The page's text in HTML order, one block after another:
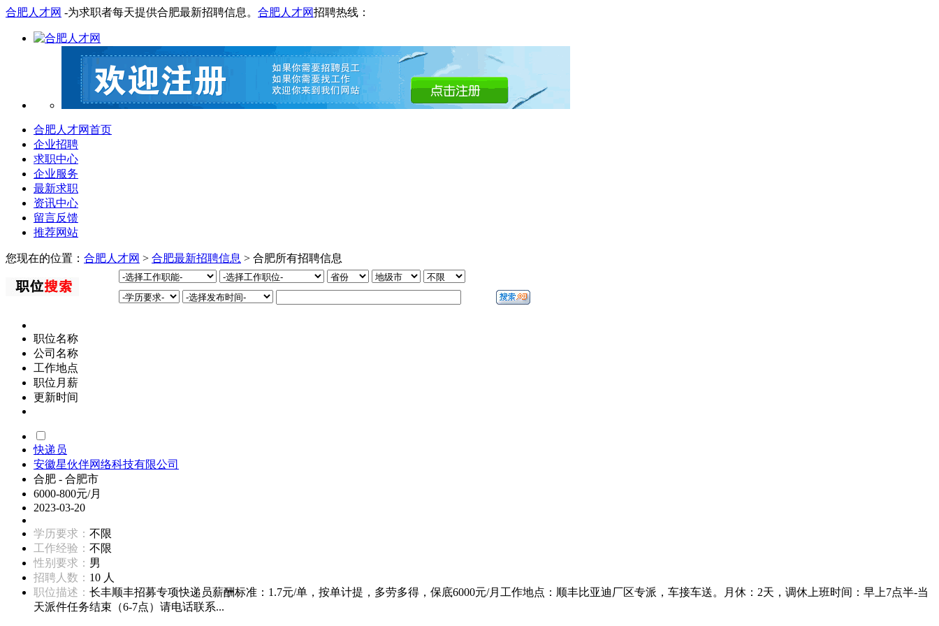
合肥人才网 -为求职者每天提供合肥最新招聘信息。 合肥人才网招聘热线：
合肥人才网首页
企业招聘
求职中心
企业服务
最新求职
资讯中心
留言反馈
推荐网站
您现在的位置： 合肥人才网 > 合肥最新招聘信息 > 合肥所有招聘信息
职位名称
公司名称
工作地点
职位月薪
更新时间
快递员
安徽星伙伴网络科技有限公司
合肥 - 合肥市
6000-800元/月
2023-03-20
学历要求： 不限
工作经验： 不限
性别要求： 男
招聘人数： 10 人
职位描述： 长丰顺丰招募专项快递员薪酬标准：1.7元/单，按单计提，多劳多得，保底6000元/月工作地点：顺丰比亚迪厂区专派，车接车送。月休：2天，调休上班时间：早上7点半-当
天派件任务结束（6-7点）请电话联系...